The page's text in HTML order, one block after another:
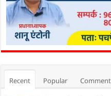
Recent Popular